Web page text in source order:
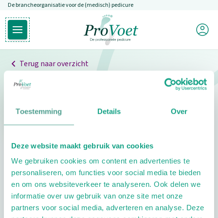
Toestemming Details Over
Deze website maakt gebruik van cookies
We gebruiken cookies om content en advertenties te
personaliseren, om functies voor social media te bieden
en om ons websiteverkeer te analyseren. Ook delen we
informatie over uw gebruik van onze site met onze
partners voor social media, adverteren en analyse. Deze
Overslaan en naar de inhoud gaan
De brancheorganisatie voor de (medisch) pedicure
Open hoofdmenu
Ga naar de homepagina
Mijn
Terug naar overzicht
Professionals
Pedicure niet gevonden
pedicure.